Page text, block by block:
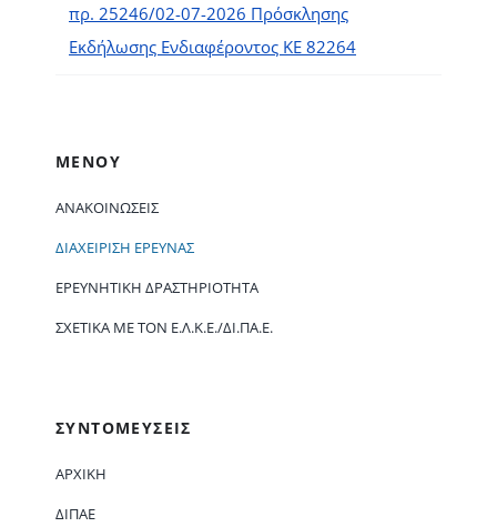
πρ. 25246/02-07-2026 Πρόσκλησης
Εκδήλωσης Ενδιαφέροντος ΚΕ 82264
ΜΕΝΟΥ
ΑΝΑΚΟΙΝΏΣΕΙΣ
ΔΙΑΧΕΊΡΙΣΗ ΈΡΕΥΝΑΣ
ΕΡΕΥΝΗΤΙΚΉ ΔΡΑΣΤΗΡΙΌΤΗΤΑ
ΣΧΕΤΙΚΆ ΜΕ ΤΟΝ Ε.Λ.Κ.Ε./ΔΙ.ΠΑ.Ε.
ΣΥΝΤΟΜΕΥΣΕΙΣ
ΑΡΧΙΚΗ
ΔΙΠΑΕ